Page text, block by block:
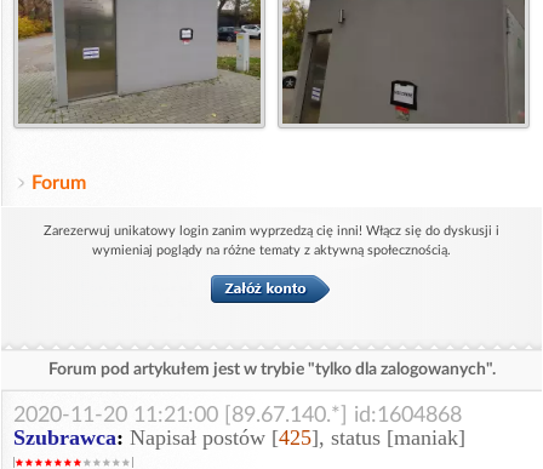
Forum
Zarezerwuj unikatowy login zanim wyprzedzą cię inni! Włącz się do dyskusji i
wymieniaj poglądy na różne tematy z aktywną społecznością.
Forum pod artykułem jest w trybie "tylko dla zalogowanych".
2020-11-20 11:21:00 [89.67.140.*] id:1604868
Szubrawca: Napisał postów [425], status [maniak]